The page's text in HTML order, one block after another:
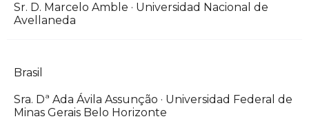
Sr. D. Marcelo Amble · Universidad Nacional de
Avellaneda
Brasil
Sra. Dª Ada Ávila Assunção · Universidad Federal de
Minas Gerais Belo Horizonte